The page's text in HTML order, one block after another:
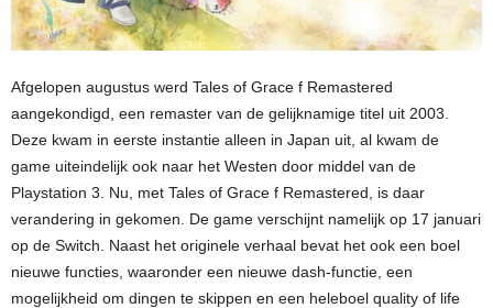
Afgelopen augustus werd Tales of Grace f Remastered
aangekondigd, een remaster van de gelijknamige titel uit 2003.
Deze kwam in eerste instantie alleen in Japan uit, al kwam de
game uiteindelijk ook naar het Westen door middel van de
Playstation 3. Nu, met Tales of Grace f Remastered, is daar
verandering in gekomen. De game verschijnt namelijk op 17 januari
op de Switch. Naast het originele verhaal bevat het ook een boel
nieuwe functies, waaronder een nieuwe dash-functie, een
mogelijkheid om dingen te skippen en een heleboel quality of life